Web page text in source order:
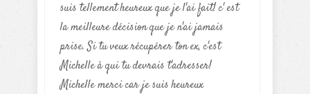
suis tellement heureux que je l'ai fait! c' est
la meilleure décision que je n'ai jamais
prise. Si tu veux récupérer ton ex, c'est
Michelle à qui tu devrais t'adresser!
Michelle merci car je suis heureux